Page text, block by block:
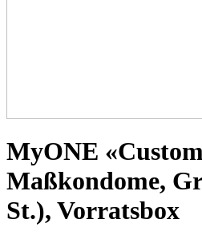
57H
57K
60E
60F
60G
60H
MyONE
Maßkondome,
St.), Vorratsbox